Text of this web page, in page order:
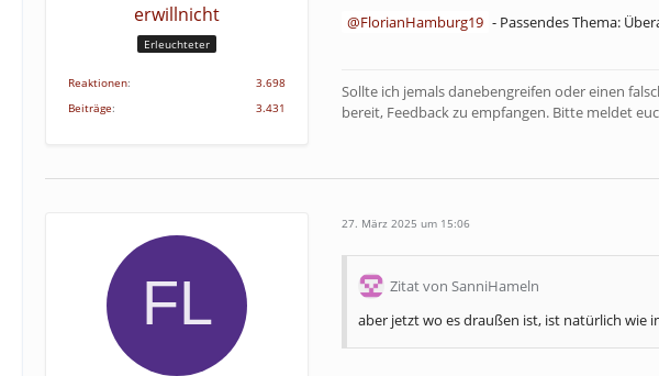
erwillnicht
Erleuchteter
Reaktionen
3.698
Beiträge
3.431
FlorianHamburg19 - Passendes Thema:
Sollte ich jemals danebengreifen oder einen
bereit, Feedback zu empfangen. Bitte meldet
27. März 2025 um 15:06
Zitat von SanniHameln
aber jetzt wo es draußen ist, ist natürlich wie